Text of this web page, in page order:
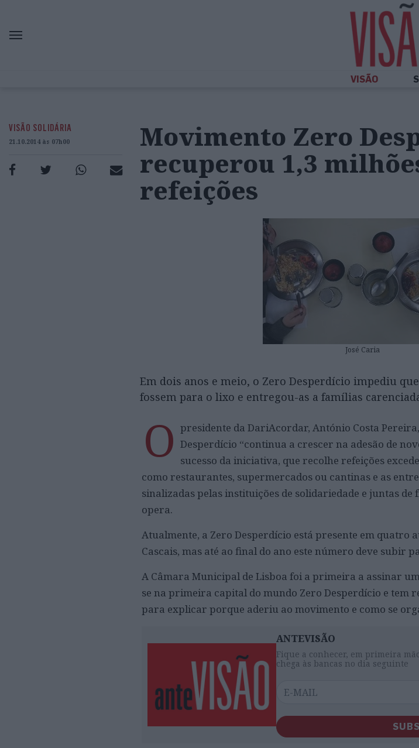
VISÃO
VISÃO SOLIDÁRIA
21.10.2014 às 07h00
Movimento Zero
recuperou 1,3
refeições
José Caria
Em dois anos e meio, o Zero Desperdício impediu
fossem para o lixo e entregou-as a famílias
O presidente da DariAcordar, António Costa
Desperdício “continua a crescer na adesão de
sucesso da iniciativa, que recolhe refeições
como restaurantes, supermercados ou cantinas e as
sinalizadas pelas instituições de solidariedade e juntas
opera.
Atualmente, a Zero Desperdício está presente em quatro
Cascais, mas até ao final do ano este número deve subir
A Câmara Municipal de Lisboa foi a primeira a assinar
se na primeira capital do mundo Zero Desperdício e tem
para explicar porque aderiu ao movimento e como se
ANTEVISÃO
Fique a conhecer, em primeira
chega às bancas no dia seguinte